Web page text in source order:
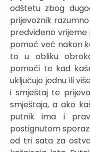
odštetu zbog
prijevoznik
predviđeno vrijeme
pomoć već nakon
to u obliku
pomoći te kad
uključuje jednu ili
i smještaj te
smještaja, a ako
putnik ima i
postignutom
od tri sata za